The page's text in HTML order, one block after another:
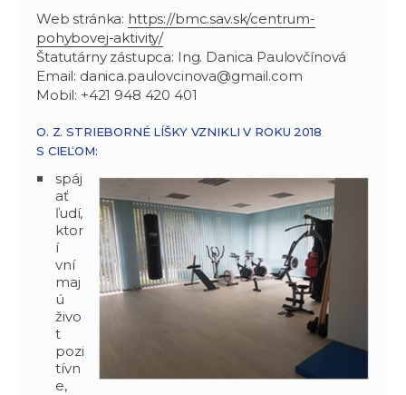
Web stránka: https://bmc.sav.sk/centrum-
pohybovej-aktivity/
Štatutárny zástupca: Ing. Danica Paulovčínová
Email: danica.paulovcinova@gmail.com
Mobil: +421 948 420 401
O. Z. STRIEBORNÉ LÍŠKY VZNIKLI V ROKU 2018
S CIEĽOM:
spáj
ať
ľudí,
ktor
í
vní
maj
ú
živo
t
pozi
tívn
e,